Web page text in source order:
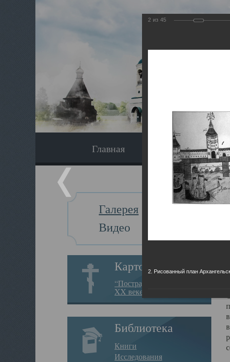
Главная Экскурсия
Галерея
Видео
Картотека
“Пострадавшие за веру в
XX веке на Севере”
Библиотека
Книги
Исследования
2 из 45
2. Рисованный план